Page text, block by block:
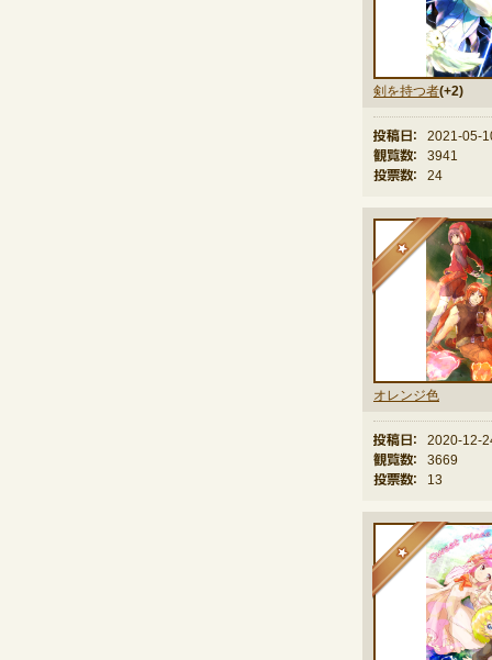
剣を持つ者(+2)
投稿日：
2021-05-
観覧数：
3941
投票数：
24
オレンジ色
★
投稿日：
2020-12-
観覧数：
3669
投票数：
13
★